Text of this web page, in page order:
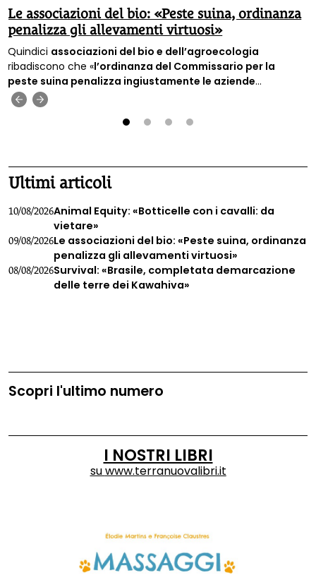
Le associazioni del bio: «Peste suina, ordinanza
penalizza gli allevamenti virtuosi»
Quindici associazioni del bio e dell’agroecologia
ribadiscono che «l’ordinanza del Commissario per la
peste suina penalizza ingiustamente le aziende
estensive
rispetto delle loro esigenze e dell’ambiente.
Ultimi articoli
10/08/2026Animal Equity: «Botticelle con i cavalli: da
vietare»
09/08/2026Le associazioni del bio: «Peste suina, ordinanza
penalizza gli allevamenti virtuosi»
08/08/2026Survival: «Brasile, completata demarcazione
delle terre dei Kawahiva»
Scopri l'ultimo numero
I NOSTRI LIBRI
suwww.terranuovalibri.it